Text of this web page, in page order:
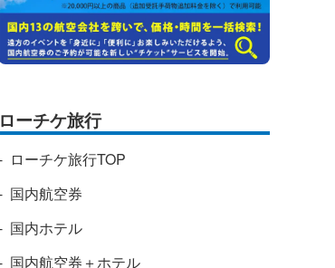
ローチケ旅行
ローチケ旅行TOP
国内航空券
国内ホテル
国内航空券＋ホテル